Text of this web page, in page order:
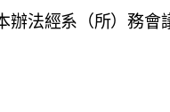
辦法經系（所）務會